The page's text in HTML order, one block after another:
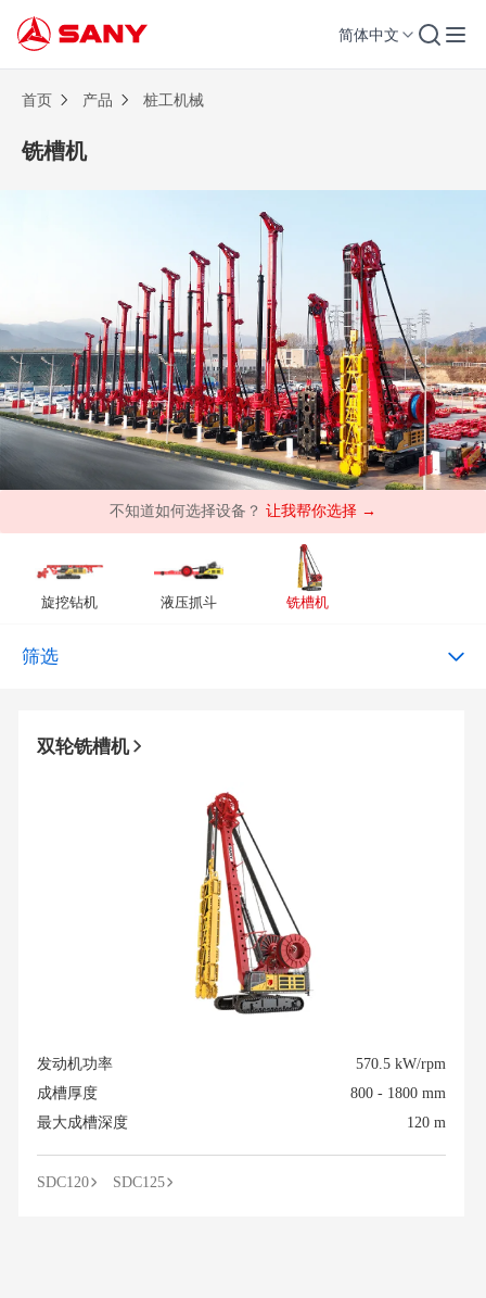
简体中文
铣槽机 | 桩工机械
首页 产品 桩工机械
铣槽机
不知道如何选择设备？ 让我帮你选择 →
旋挖钻机 液压抓斗 铣槽机
筛选
双轮铣槽机
发动机功率
570.5 kW/rpm
成槽厚度
800 - 1800 mm
最大成槽深度
120 m
SDC120 SDC125